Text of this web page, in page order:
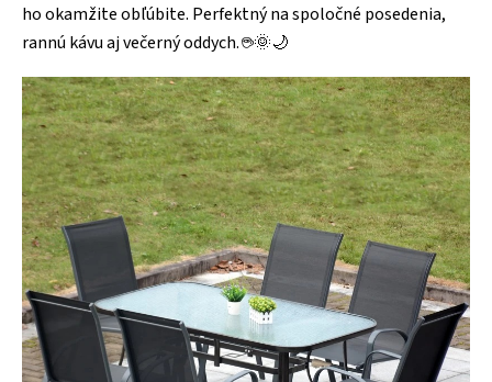
ho okamžite obľúbite. Perfektný na spoločné posedenia,
rannú kávu aj večerný oddych. ☕🌞🌙